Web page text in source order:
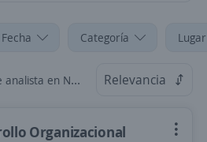
Fecha Categoría
en Nuevo León Relevancia
Organizacional